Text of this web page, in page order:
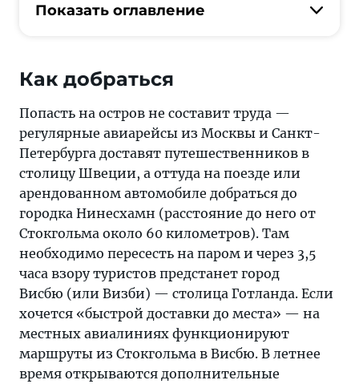
Показать оглавление
Как добраться
Попасть на остров не составит труда —
регулярные авиарейсы из Москвы и Санкт-
Петербурга доставят путешественников в
столицу Швеции, а оттуда на поезде или
арендованном автомобиле добраться до
городка Нинесхамн (расстояние до него от
Стокгольма около 60 километров). Там
необходимо пересесть на паром и через 3,5
часа взору туристов предстанет город
Висбю (или Визби) — столица Готланда. Если
хочется «быстрой доставки до места» — на
местных авиалиниях функционируют
маршруты из Стокгольма в Висбю. В летнее
время открываются дополнительные